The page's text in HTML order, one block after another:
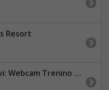
Resort
Rosso - Bernina Express in Valposchiavo